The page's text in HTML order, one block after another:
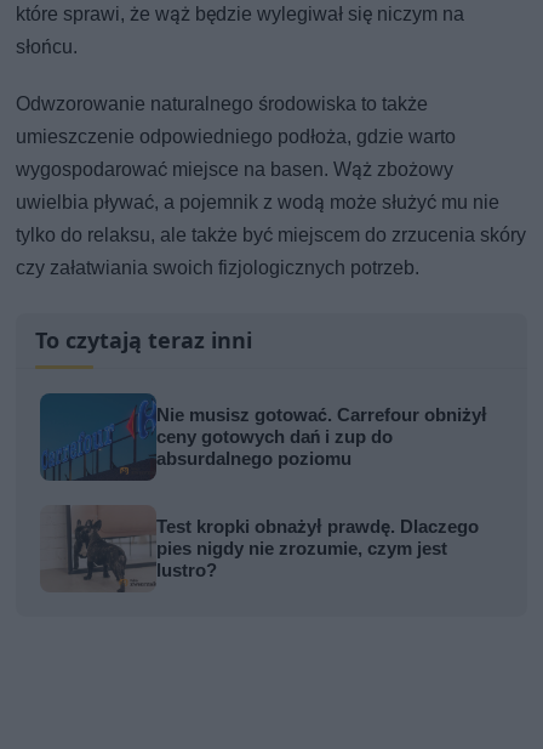
które sprawi, że wąż będzie wylegiwał się niczym na
słońcu.
Odwzorowanie naturalnego środowiska to także
umieszczenie odpowiedniego podłoża, gdzie warto
wygospodarować miejsce na basen. Wąż zbożowy
uwielbia pływać, a pojemnik z wodą może służyć mu nie
tylko do relaksu, ale także być miejscem do zrzucenia skóry
czy załatwiania swoich fizjologicznych potrzeb.
To czytają teraz inni
Nie musisz gotować. Carrefour obniżył
ceny gotowych dań i zup do
absurdalnego poziomu
Test kropki obnażył prawdę. Dlaczego
pies nigdy nie zrozumie, czym jest
lustro?